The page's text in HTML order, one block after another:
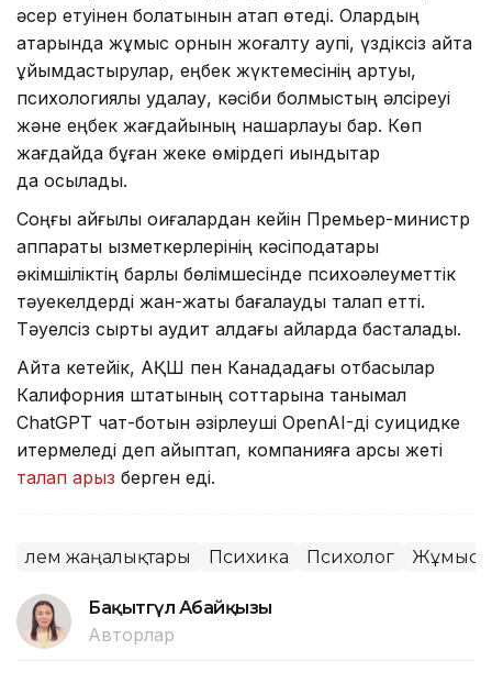
әсер етуінен болатынын атап өтеді. Олардың
қатарында жұмыс орнын жоғалту қаупі, үздіксіз қайта
ұйымдастырулар, еңбек жүктемесінің артуы,
психологиялық қудалау, кәсіби болмыстың әлсіреуі
және еңбек жағдайының нашарлауы бар. Көп
жағдайда бұған жеке өмірдегі қиындықтар
да қосылады.
Соңғы қайғылы оқиғалардан кейін Премьер-министр
аппараты қызметкерлерінің кәсіподақтары
әкімшіліктің барлық бөлімшесінде психоәлеуметтік
тәуекелдерді жан-жақты бағалауды талап етті.
Тәуелсіз сыртқы аудит алдағы айларда басталады.
Айта кетейік, АҚШ пен Канададағы отбасылар
Калифорния штатының соттарына танымал
ChatGPT чат-ботын әзірлеуші OpenAI-ді суицидке
итермеледі деп айыптап, компанияға қарсы жеті
талап арыз берген еді.
Әлем жаңалықтары Психика Психолог
Бақытгүл Абайқызы
Авторлар